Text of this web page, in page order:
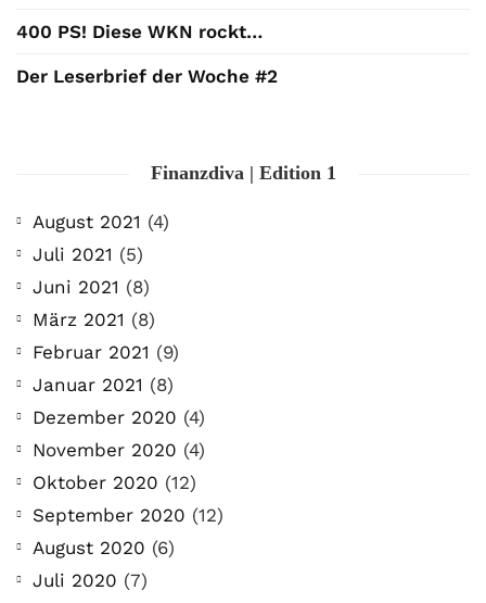
400 PS! Diese WKN rockt…
Der Leserbrief der Woche #2
Finanzdiva | Edition 1
August 2021 (4)
Juli 2021 (5)
Juni 2021 (8)
März 2021 (8)
Februar 2021 (9)
Januar 2021 (8)
Dezember 2020 (4)
November 2020 (4)
Oktober 2020 (12)
September 2020 (12)
August 2020 (6)
Juli 2020 (7)